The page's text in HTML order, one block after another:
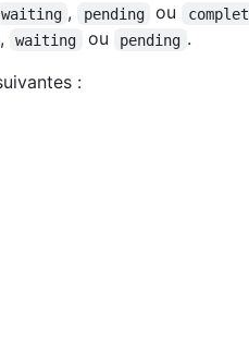
waiting , pending ou
, waiting ou pending .
: